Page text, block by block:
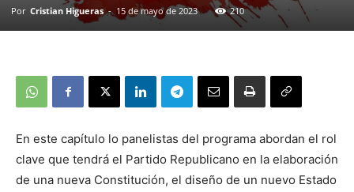
Por Cristian Higueras - 15 de mayo de 2023 210
En este capítulo lo panelistas del programa abordan el rol
clave que tendrá el Partido Republicano en la elaboración
de una nueva Constitución, el diseño de un nuevo Estado